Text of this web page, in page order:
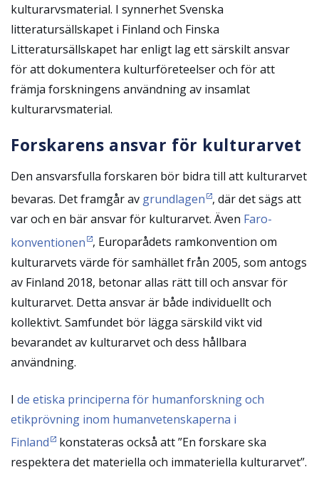
kulturarvsmaterial. I synnerhet Svenska
litteratursällskapet i Finland och Finska
Litteratursällskapet har enligt lag ett särskilt ansvar
för att dokumentera kulturföreteelser och för att
främja forskningens användning av insamlat
kulturarvsmaterial.
Forskarens ansvar för kulturarvet
Den ansvarsfulla forskaren bör bidra till att kulturarvet
bevaras. Det framgår av grundlagen , där det sägs att
var och en bär ansvar för kulturarvet. Även Faro-
konventionen , Europarådets ramkonvention om
kulturarvets värde för samhället från 2005, som antogs
av Finland 2018, betonar allas rätt till och ansvar för
kulturarvet. Detta ansvar är både individuellt och
kollektivt. Samfundet bör lägga särskild vikt vid
bevarandet av kulturarvet och dess hållbara
användning.
I de etiska principerna för humanforskning och
etikprövning inom humanvetenskaperna i
Finland
konstateras också att ”En forskare ska
respektera det materiella och immateriella kulturarvet”.